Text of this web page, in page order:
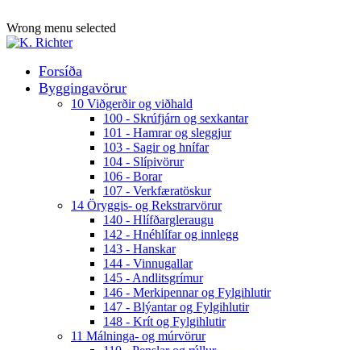
Wrong menu selected
Forsíða
Byggingavörur
10 Viðgerðir og viðhald
100 - Skrúfjárn og sexkantar
101 - Hamrar og sleggjur
103 - Sagir og hnífar
104 - Slípivörur
106 - Borar
107 - Verkfæratöskur
14 Öryggis- og Rekstrarvörur
140 - Hlífðargleraugu
142 - Hnéhlífar og innlegg
143 - Hanskar
144 - Vinnugallar
145 - Andlitsgrímur
146 - Merkipennar og Fylgihlutir
147 - Blýantar og Fylgihlutir
148 - Krít og Fylgihlutir
11 Málninga- og múrvörur